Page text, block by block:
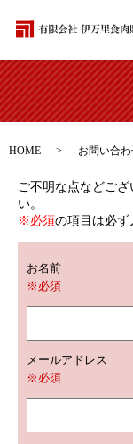
HOME お問い合
ご不明な点などご
い。
※必須の項目は必ず
お名前
※必須
メールアドレス
※必須